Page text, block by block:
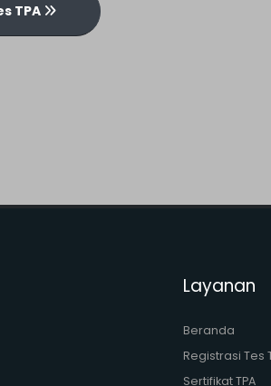
TPA
Layanan
Beranda
Registrasi Tes
Sertifikat TPA